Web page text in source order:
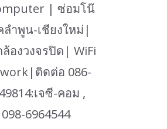
| ซ่อมโน๊
ำพูน-เชียงใหม่|
องวงจรปิด| WiFi
ติดต่อ 086-
เจซี-คอม ,
098-6964544